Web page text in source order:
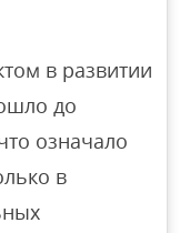
в развитии
до
означало
в